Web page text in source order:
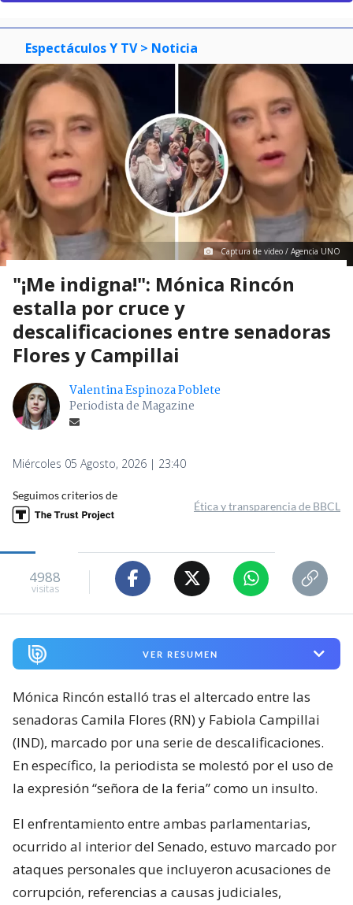
Espectáculos Y TV > Noticia
Captura de video / Agencia UNO
"¡Me indigna!": Mónica Rincón
estalla por cruce y
descalificaciones entre senadoras
Flores y Campillai
Valentina Espinoza Poblete
Periodista de Magazine
Miércoles 05 Agosto, 2026 | 23:40
Seguimos criterios de
Ética y transparencia de BBCL
4988
visitas
VER RESUMEN
Mónica Rincón estalló tras el altercado entre las
senadoras Camila Flores (RN) y Fabiola Campillai
(IND), marcado por una serie de descalificaciones.
En específico, la periodista se molestó por el uso de
la expresión “señora de la feria” como un insulto.
El enfrentamiento entre ambas parlamentarias,
ocurrido al interior del Senado, estuvo marcado por
ataques personales que incluyeron acusaciones de
corrupción, referencias a causas judiciales,